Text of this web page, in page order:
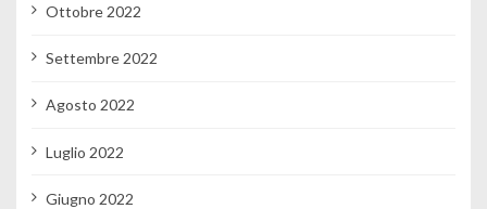
Ottobre 2022
Settembre 2022
Agosto 2022
Luglio 2022
Giugno 2022